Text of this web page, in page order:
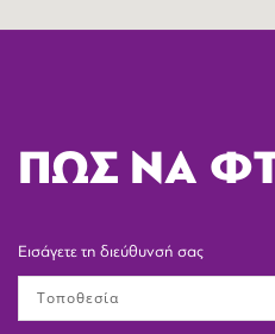
ΠΩΣ ΝΑ
Εισάγετε τη διεύθυνσή σας